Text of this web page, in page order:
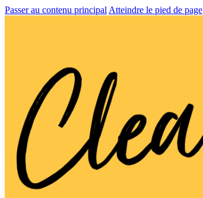
Passer au contenu principal Atteindre le pied de page